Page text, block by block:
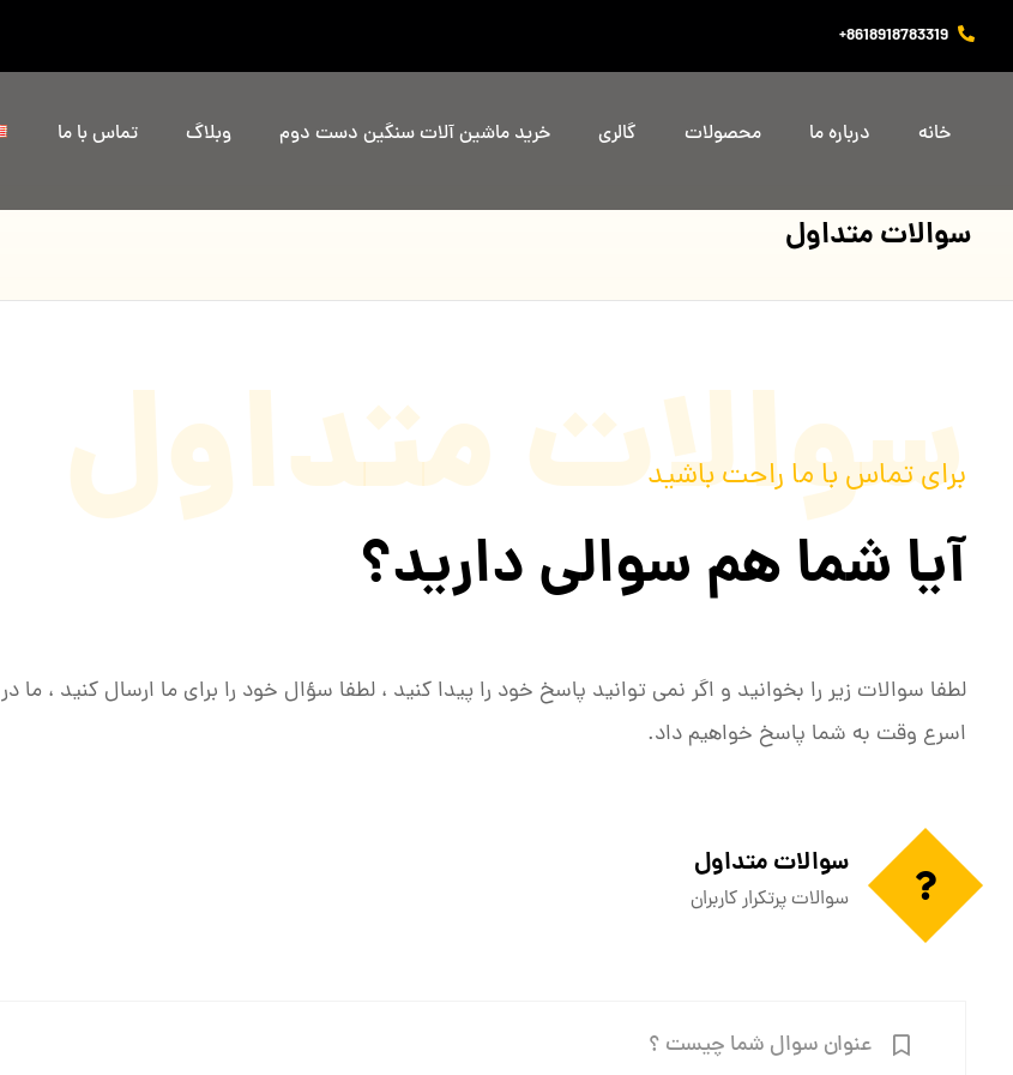
8618918783319+
خانه درباره ما محصولات گالری خرید ماشین آلات سنگین دست دوم وبلاگ تماس با ما
سوالات متداول
سوالات متداول
برای تماس با ما راحت باشید
آیا شما هم سوالی دارید؟
لطفا سوالات زیر را بخوانید و اگر نمی توانید پاسخ خود را پیدا کنید ، لطفا سؤال خود را برای ما ارسال کنید ، ما در
اسرع وقت به شما پاسخ خواهیم داد.
سوالات متداول
سوالات پرتکرار کاربران
عنوان سوال شما چیست ؟